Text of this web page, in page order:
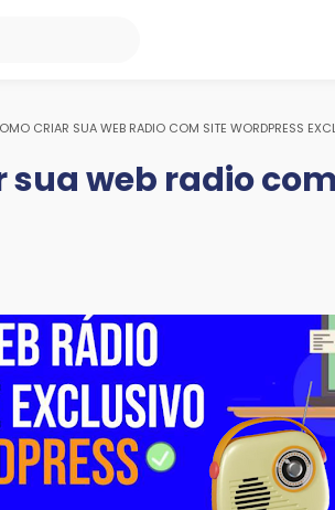
CRIAR SUA WEB RADIO COM SITE WORDPRESS
sua web radio